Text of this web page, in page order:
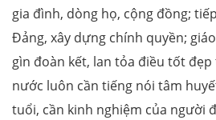
gia đình, dòng họ, cộng đồng;
Đảng, xây dựng chính quyền;
gìn đoàn kết, lan tỏa điều tốt
nước luôn cần tiếng nói tâm
tuổi, cần kinh nghiệm của người